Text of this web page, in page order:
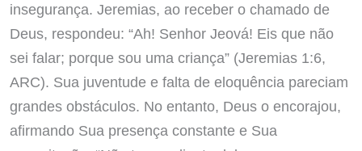
insegurança. Jeremias, ao receber o chamado de
Deus, respondeu: “Ah! Senhor Jeová! Eis que não
sei falar; porque sou uma criança” (Jeremias 1:6,
ARC). Sua juventude e falta de eloquência pareciam
grandes obstáculos. No entanto, Deus o encorajou,
afirmando Sua presença constante e Sua